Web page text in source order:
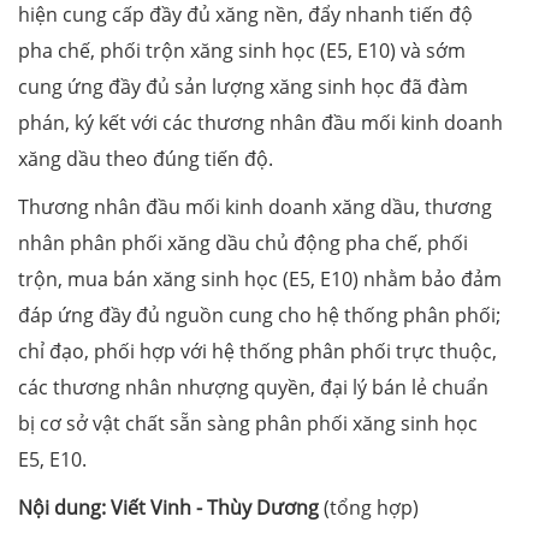
hiện cung cấp đầy đủ xăng nền, đẩy nhanh tiến độ
pha chế, phối trộn xăng sinh học (E5, E10) và sớm
cung ứng đầy đủ sản lượng xăng sinh học đã đàm
phán, ký kết với các thương nhân đầu mối kinh doanh
xăng dầu theo đúng tiến độ.
Thương nhân đầu mối kinh doanh xăng dầu, thương
nhân phân phối xăng dầu chủ động pha chế, phối
trộn, mua bán xăng sinh học (E5, E10) nhằm bảo đảm
đáp ứng đầy đủ nguồn cung cho hệ thống phân phối;
chỉ đạo, phối hợp với hệ thống phân phối trực thuộc,
các thương nhân nhượng quyền, đại lý bán lẻ chuẩn
bị cơ sở vật chất sẵn sàng phân phối xăng sinh học
E5, E10.
Nội dung:Viết Vinh - Thùy Dương(tổng hợp)